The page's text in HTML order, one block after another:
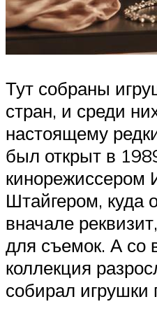
Тут собраны
стран, и среди
настоящему
был открыт в
кинорежиссером
Штайгером, куда
вначале
для съемок. А со
коллекция
собирал игрушки